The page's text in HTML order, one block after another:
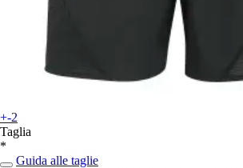
+-2
Taglia
*
Guida alle taglie